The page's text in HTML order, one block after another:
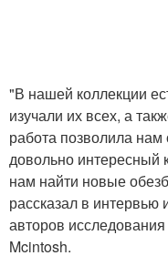
"В нашей коллекции
изучали их всех, а
работа позволила нам
довольно интересный
нам найти новые
рассказал в
авторов
Mcintosh.